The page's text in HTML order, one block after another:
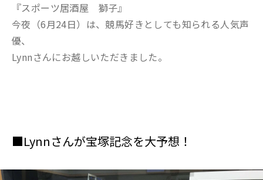
『スポーツ居酒屋 獅子』
今夜（6月24日）は、競馬好きとしても知られる人気声
優、
Lynnさんにお越しいただきました。
■Lynnさんが宝塚記念を大予想！